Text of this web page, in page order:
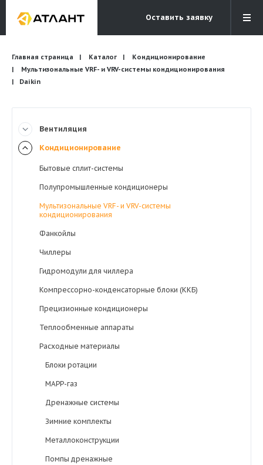
Оставить заявку
Электронная почта
info@atlantcompany.ru
Бесплатный звонок
8 (495) 532-45-07
Каталоги
Главная страница Каталог
Кондиционирование
Мультизональные VRF- и VRV-системы кондиционирования
Daikin
Вентиляция
Кондиционирование
Бытовые сплит-системы
Полупромышленные кондиционеры
Мультизональные VRF- и VRV-системы
кондиционирования
Фанкойлы
Чиллеры
Гидромодули для чиллера
Компрессорно-конденсаторные блоки (ККБ)
Прецизионные кондиционеры
Теплообменные аппараты
Расходные материалы
Блоки ротации
MAPP-газ
Дренажные системы
Зимние комплекты
Металлоконструкции
Помпы дренажные